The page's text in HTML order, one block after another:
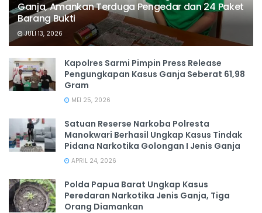
Ganja, Amankan Terduga Pengedar dan 24 Paket
Barang Bukti
JULI 13, 2026
Kapolres Sarmi Pimpin Press Release
Pengungkapan Kasus Ganja Seberat 61,98
Gram
MEI 25, 2026
Satuan Reserse Narkoba Polresta
Manokwari Berhasil Ungkap Kasus Tindak
Pidana Narkotika Golongan I Jenis Ganja
APRIL 24, 2026
Polda Papua Barat Ungkap Kasus
Peredaran Narkotika Jenis Ganja, Tiga
Orang Diamankan